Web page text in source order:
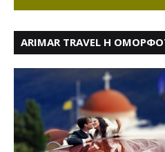
ARIMAR TRAVEL Η